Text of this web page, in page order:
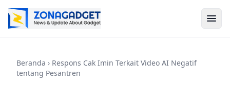
Beranda › Respons Cak Imin Terkait Video AI Negatif
tentang Pesantren